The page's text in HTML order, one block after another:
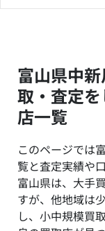
富山県中
取・査定
店一覧
このページでは
覧と査定実績や
富山県は、大手
すが、他地域は
し、小中規模買